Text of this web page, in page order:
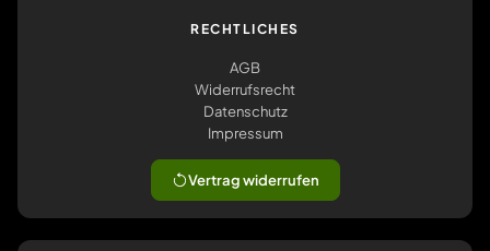
RECHTLICHES
AGB
Widerrufsrecht
Datenschutz
Impressum
Vertrag widerrufen